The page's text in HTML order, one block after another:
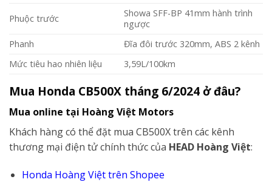
Phuộc trước
Showa SFF-BP 41mm hành trình
ngược
Phanh
Đĩa đôi trước 320mm, ABS 2 kênh
Mức tiêu hao nhiên liệu
3,59L/100km
Mua Honda CB500X tháng 6/2024 ở đâu?
Mua online tại Hoàng Việt Motors
Khách hàng có thể đặt mua CB500X trên các kênh
thương mại điện tử chính thức của HEAD Hoàng Việt:
Honda Hoàng Việt trên Shopee